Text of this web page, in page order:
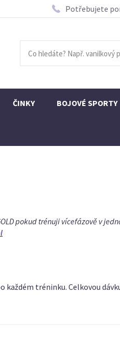
Potřebujete
ČINKY BOJOVÉ SPORTY
pokud trénuji vícefázově v
každém tréninku. Celkovou